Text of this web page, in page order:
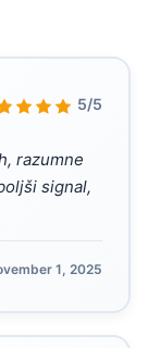
5/5
razumne
signal,
1, 2025